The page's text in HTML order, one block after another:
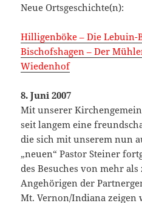
Neue Ortsgeschichte(n):
Hilligenböke – Die Lebuin-
Bischofshagen – Der
Wiedenhof
8. Juni 2007
Mit unserer
seit langem eine
die sich mit unserem nun
„neuen“ Pastor Steiner
des Besuches von mehr
Angehörigen der
Mt. Vernon/Indiana zeigen